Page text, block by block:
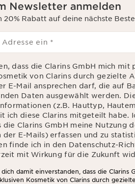
Newsletter anmelden
20% Rabatt auf deine nächste
ein *
dass die Clarins GmbH mich mit
von Clarins durch gezielte
E-Mail ansprechen darf, die auf
Daten ausgewählt werden.
(z.B. Hauttyp,
ich diese Clarins mitgeteilt habe.
die Clarins GmbH meine Nutzung
der E-Mails) erfassen und zu
finde ich in den Datenschutz-
mit Wirkung für die Zukunft
damit einverstanden, dass die Clarins
Kosmetik von Clarins durch